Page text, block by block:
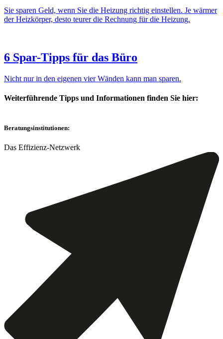
Sie sparen Geld, wenn Sie die Heizung richtig einstellen. Je wärmer
der Heiz­körper, desto teurer die Rech­nung für die Heizung.
6 Spar-Tipps für das Büro
Nicht nur in den eigenen vier Wänden kann man sparen.
Weiterführende Tipps und Informationen finden Sie hier:
Beratungsinstitutionen:
Das Effizienz-Netzwerk